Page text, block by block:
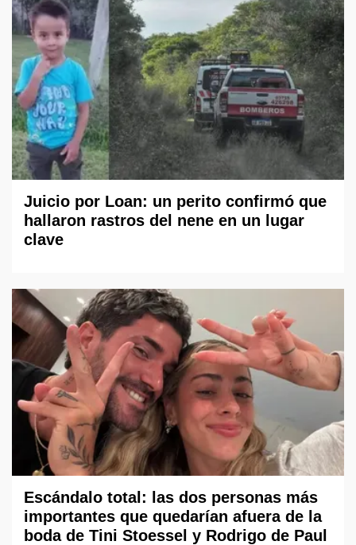
Juicio por Loan: un perito confirmó que
hallaron rastros del nene en un lugar
clave
Escándalo total: las dos personas más
importantes que quedarían afuera de la
boda de Tini Stoessel y Rodrigo de Paul